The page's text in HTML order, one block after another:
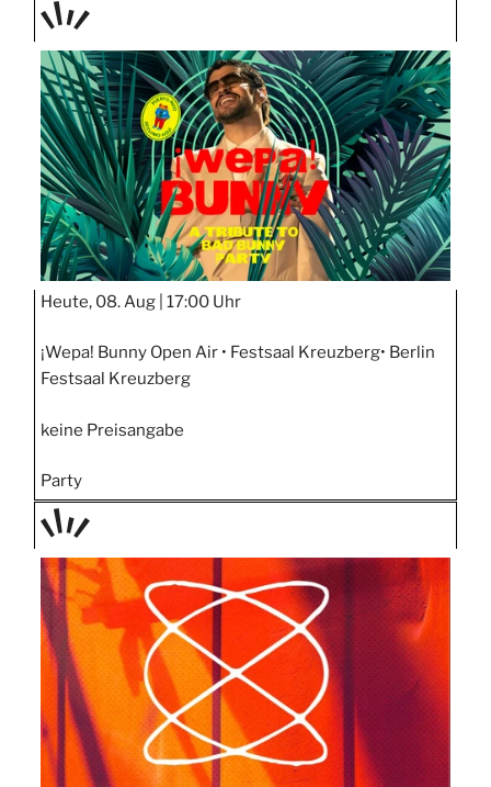
TAGE
STIPP
Heute, 08. Aug | 17:00 Uhr
¡Wepa! Bunny Open Air • Festsaal Kreuzberg• Berlin
Festsaal Kreuzberg
keine Preisangabe
Party
TAGE
STIPP